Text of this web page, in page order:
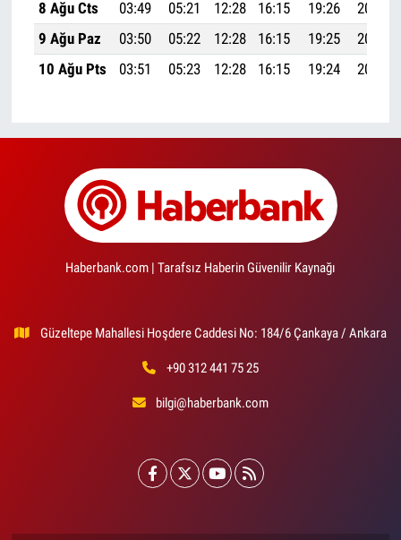
8 Ağu Cts
03:49 05:21 12:28 16:15 19:26
20:52
9 Ağu Paz
03:50 05:22 12:28 16:15 19:25
20:50
10 Ağu Pts
03:51 05:23 12:28 16:15 19:24 20:49
Haberbank.com | Tarafsız Haberin Güvenilir Kaynağı
Güzeltepe Mahallesi Hoşdere Caddesi No: 184/6 Çankaya / Ankara
+90 312 441 75 25
bilgi@haberbank.com